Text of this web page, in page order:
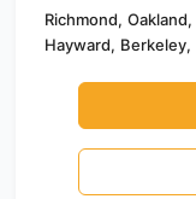
Richmond, Oakland,
Hayward, Berkeley,